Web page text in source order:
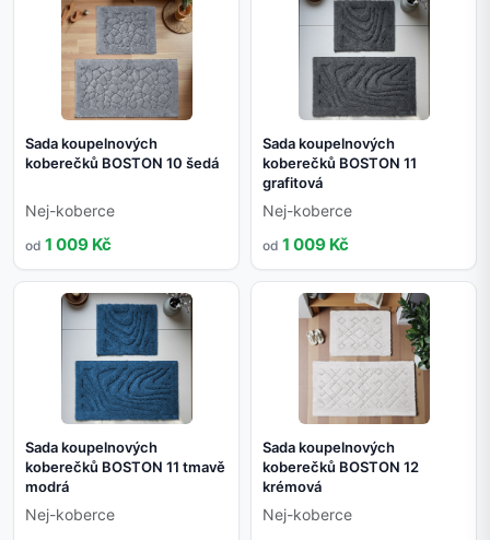
Sada koupelnových
koberečků BOSTON 10 šedá
Nej-koberce
od 1 009 Kč
Sada koupelnových
koberečků BOSTON 11
grafitová
Nej-koberce
od 1 009 Kč
Sada koupelnových
koberečků BOSTON 11 tmavě
modrá
Nej-koberce
Sada koupelnových
koberečků BOSTON 12
krémová
Nej-koberce